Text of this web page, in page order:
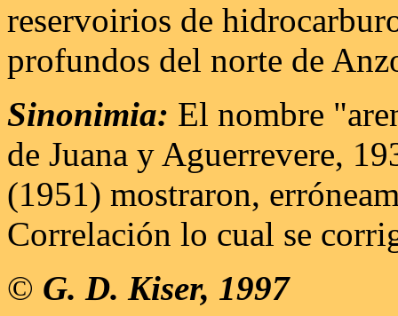
reservoirios de
profundos del norte de
Sinonimia: El nombre
de Juana y Aguerrevere,
(1951) mostraron,
Correlación lo cual se
© G. D. Kiser, 1997